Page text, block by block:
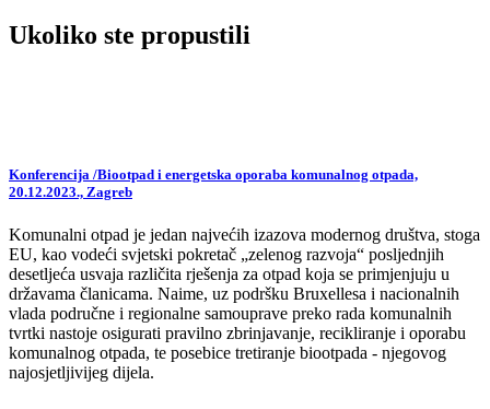
Ukoliko ste propustili
Konferencija /Biootpad i energetska oporaba komunalnog otpada,
20.12.2023., Zagreb
Komunalni otpad je jedan najvećih izazova modernog društva, stoga
EU, kao vodeći svjetski pokretač „zelenog razvoja“ posljednjih
desetljeća usvaja različita rješenja za otpad koja se primjenjuju u
državama članicama. Naime, uz podršku Bruxellesa i nacionalnih
vlada područne i regionalne samouprave preko rada komunalnih
tvrtki nastoje osigurati pravilno zbrinjavanje, recikliranje i oporabu
komunalnog otpada, te posebice tretiranje biootpada - njegovog
najosjetljivijeg dijela.